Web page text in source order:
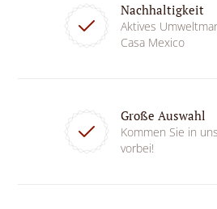
Nachhaltigkeit
Aktives
Casa Mexico
Große Auswahl
Kommen Sie in
vorbei!